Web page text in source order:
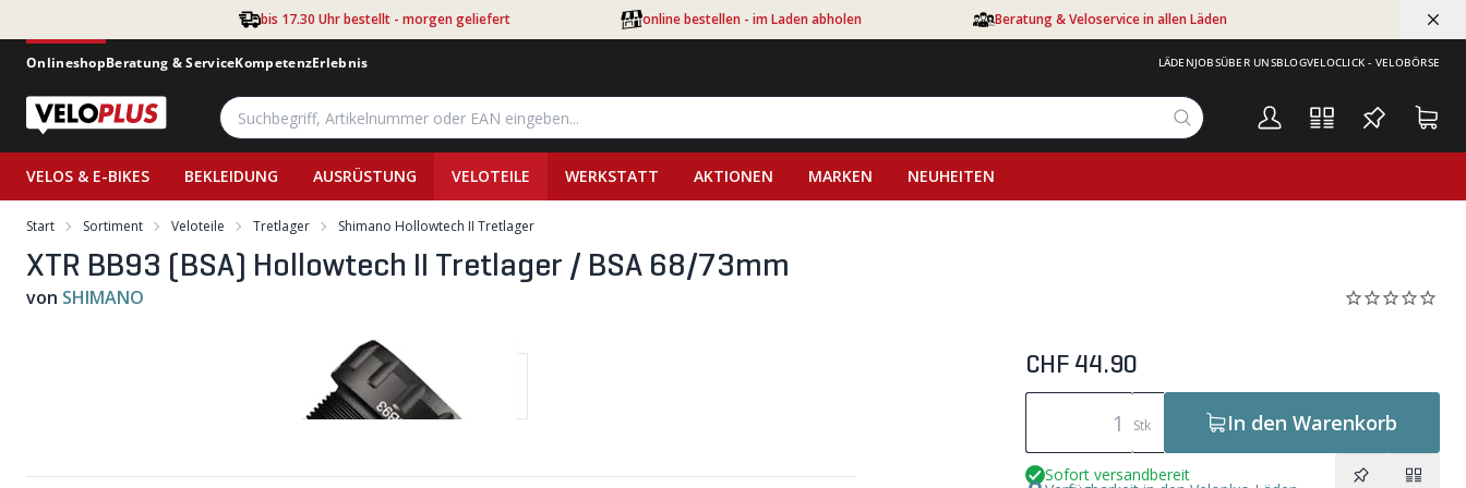
bis 17.30 Uhr bestellt - morgen geliefert online bestellen - im Laden abholen Beratung & Veloservice in allen Läden
OnlineshopBeratung & ServiceKompetenzErlebnis LÄDENJOBSÜBER UNSBLOGVELOCLICK - VELOBÖRSE
VELOS & E-BIKES BEKLEIDUNG AUSRÜSTUNG VELOTEILE WERKSTATT AKTIONEN MARKEN NEUHEITEN
Start Sortiment Veloteile Tretlager Shimano Hollowtech II Tretlager
XTR BB93 (BSA) Hollowtech II Tretlager / BSA 68/73mm
von SHIMANO
CHF 44.90
Stk In den Warenkorb
Sofort versandbereit